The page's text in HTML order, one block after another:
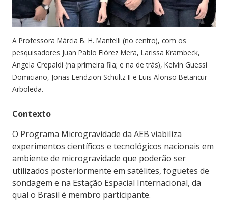
A Professora Márcia B. H. Mantelli (no centro), com os
pesquisadores Juan Pablo Flórez Mera, Larissa Krambeck,
Angela Crepaldi (na primeira fila; e na de trás), Kelvin Guessi
Domiciano, Jonas Lendzion Schultz II e Luis Alonso Betancur
Arboleda.
Contexto
O Programa Microgravidade da AEB viabiliza
experimentos científicos e tecnológicos nacionais em
ambiente de microgravidade que poderão ser
utilizados posteriormente em satélites, foguetes de
sondagem e na Estação Espacial Internacional, da
qual o Brasil é membro participante.